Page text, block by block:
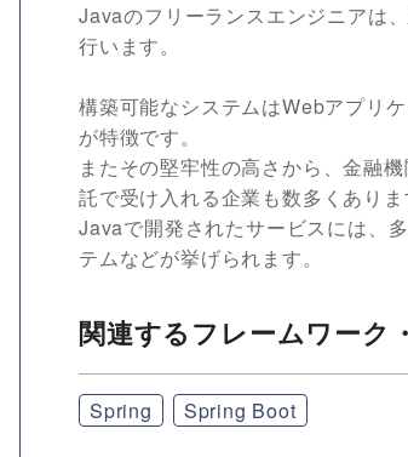
Javaのフリーランスエンジニアは
行います。
構築可能なシステムはWebアプリ
が特徴です。
またその堅牢性の高さから、金融
託で受け入れる企業も数多くありま
Javaで開発されたサービスには、
テムなどが挙げられます。
関連するフレームワーク
Spring Spring Boot